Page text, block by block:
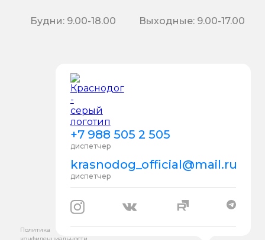
+7 988 505 2 505
диспетчер
krasnodog_official@mail.ru
диспетчер
Будни: 9.00-18.00 Выходные: 9.00-17.00
Политика
конфиденциальности